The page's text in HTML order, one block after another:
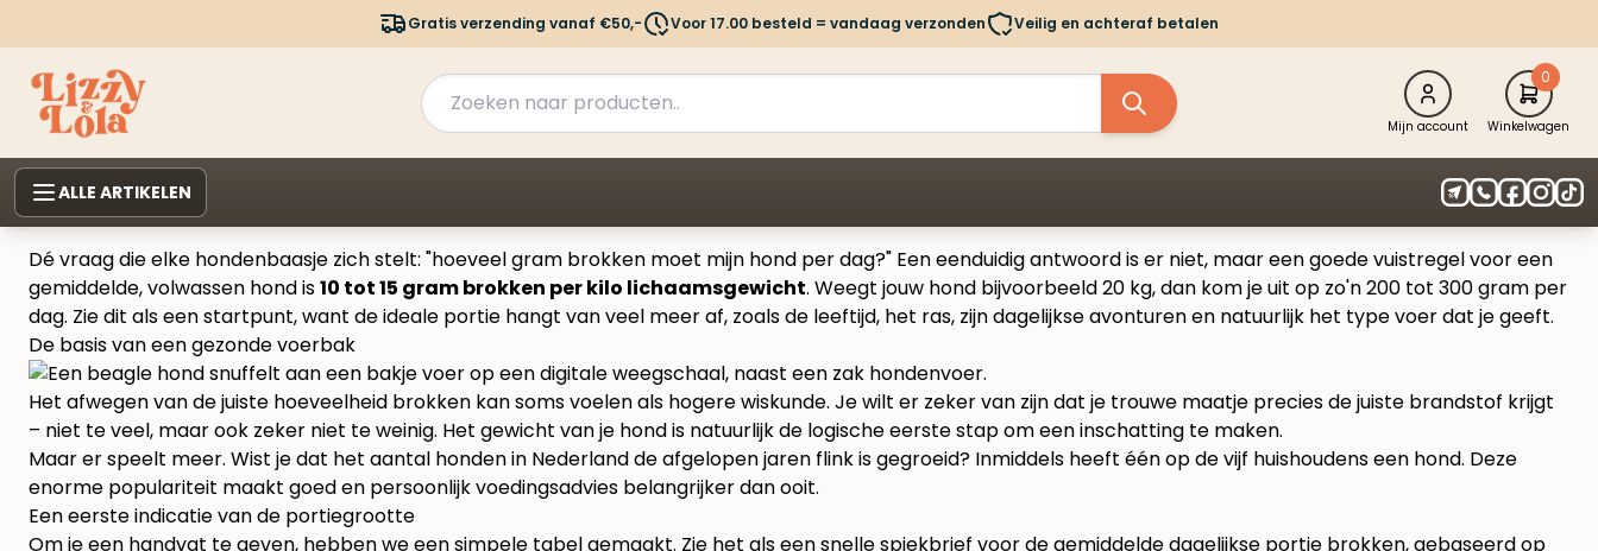
Gratis verzending vanaf €50,- Voor 17.00 besteld = vandaag verzonden Veilig en achteraf betalen
Mijn account
0
Winkelwagen
ALLE ARTIKELEN
Dé vraag die elke hondenbaasje zich stelt: "hoeveel gram brokken moet mijn hond per dag?" Een eenduidig antwoord is er niet, maar een goede vuistregel voor een
gemiddelde, volwassen hond is10 tot 15 gram brokken per kilo lichaamsgewicht. Weegt jouw hond bijvoorbeeld 20 kg, dan kom je uit op zo'n 200 tot 300 gram per
dag. Zie dit als een startpunt, want de ideale portie hangt van veel meer af, zoals de leeftijd, het ras, zijn dagelijkse avonturen en natuurlijk het type voer dat je geeft.
De basis van een gezonde voerbak
Het afwegen van de juiste hoeveelheid brokken kan soms voelen als hogere wiskunde. Je wilt er zeker van zijn dat je trouwe maatje precies de juiste brandstof krijgt
– niet te veel, maar ook zeker niet te weinig. Het gewicht van je hond is natuurlijk de logische eerste stap om een inschatting te maken.
Maar er speelt meer. Wist je dat het aantal honden in Nederland de afgelopen jaren flink is gegroeid? Inmiddels heeft één op de vijf huishoudens een hond. Deze
enorme populariteit maakt goed en persoonlijk voedingsadvies belangrijker dan ooit.
Een eerste indicatie van de portiegrootte
Om je een handvat te geven, hebben we een simpele tabel gemaakt. Zie het als een snelle spiekbrief voor de gemiddelde dagelijkse portie brokken, gebaseerd op